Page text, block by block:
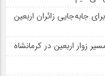
جابه‌جایی زائران اربعین